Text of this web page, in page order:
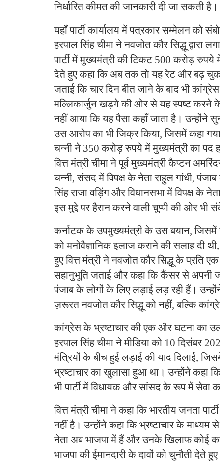
निर्धारित कीमत की जानकारी दी जा सकती है।
यहाँ पार्टी कार्यालय में पत्रकार सम्मेलन को
हरपाल सिंह चीमा ने नवजोत कौर सिद्धू द्वारा
पार्टी में मुख्यमंत्री की टिकट 500 करोड़ रुपये
देते हुए कहा कि अब तक तो यह रेट और बढ़ चुका
जताई कि चार दिन बीत जाने के बाद भी कांग्रेस
मल्लिकार्जुन खड़गे की ओर से यह स्पष्ट करने
नहीं आया कि यह पैसा कहाँ जाता है। उन्होंने
उस आरोप का भी जिक्र किया, जिसमें कहा
चन्नी ने 350 करोड़ रुपये में मुख्यमंत्री का पद
वित्त मंत्री चीमा ने पूर्व मुख्यमंत्री कैप्टन
चन्नी, संसद में विपक्ष के नेता राहुल गांधी,
सिंह राजा वड़िंग और विधानसभा में विपक्ष के
इस मुद्दे पर हैरान करने वाली चुप्पी की ओर भी
कर्नाटक के उपमुख्यमंत्री के उस बयान, जिसमें
को मनोवैज्ञानिक इलाज कराने की सलाह दी
हुए वित्त मंत्री ने नवजोत कौर सिद्धू के प्रति
सहानुभूति जताई और कहा कि कैंसर से अपनी
पंजाब के लोगों के लिए लड़ाई लड़ रही हैं।
ज़रूरत नवजोत कौर सिद्धू को नहीं, बल्कि
कांग्रेस के भ्रष्टाचार की एक और घटना का
हरपाल सिंह चीमा ने मीडिया को 10 दिसंबर
मंत्रियों के बीच हुई लड़ाई की याद दिलाई,
भ्रष्टाचार का खुलासा हुआ था। उन्होंने कहा
भी पार्टी में विधायक और सांसद के रूप में सेवा
वित्त मंत्री चीमा ने कहा कि भारतीय जनता
नहीं है। उन्होंने कहा कि भ्रष्टाचार के माध्यम
नेता अब भाजपा में हैं और उनके खिलाफ कोई
भाजपा की ईमानदारी के दावों को चुनौती देते